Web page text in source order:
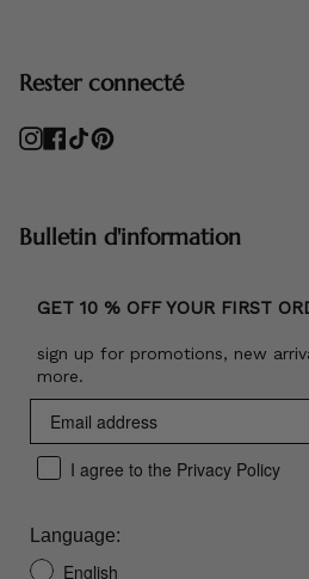
Rester connecté
Instagram
Facebook
TikTokPinterest
Bulletin d'information
GET 10 % OFF YOUR FIRST
sign up for promotions, new
more.
I agree to the Privacy Policy
Language:
English